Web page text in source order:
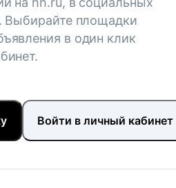
Выбирайте площадки
в один клик
Войти в личный кабинет